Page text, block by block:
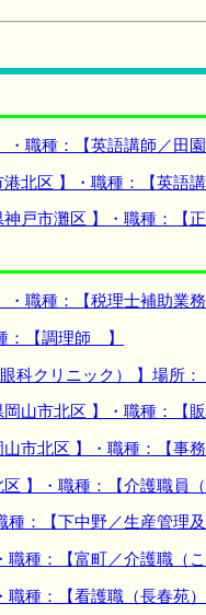
職種：【英語講師／田園
北区 】・職種：【英語講
市灘区 】・職種：【正
職種：【税理士補助業
：【調理師 】
科クリニック） 】場所
山市北区 】・職種：【
北区 】・職種：【事務
】・職種：【介護職員（
：【下中野／生産管理
種：【富町／介護職（こ
種：【看護職（長春苑）